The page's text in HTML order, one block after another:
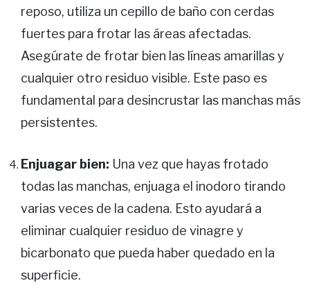
reposo, utiliza un cepillo de baño con cerdas
fuertes para frotar las áreas afectadas.
Asegúrate de frotar bien las líneas amarillas y
cualquier otro residuo visible. Este paso es
fundamental para desincrustar las manchas más
persistentes.
Enjuagar bien: Una vez que hayas frotado
todas las manchas, enjuaga el inodoro tirando
varias veces de la cadena. Esto ayudará a
eliminar cualquier residuo de vinagre y
bicarbonato que pueda haber quedado en la
superficie.